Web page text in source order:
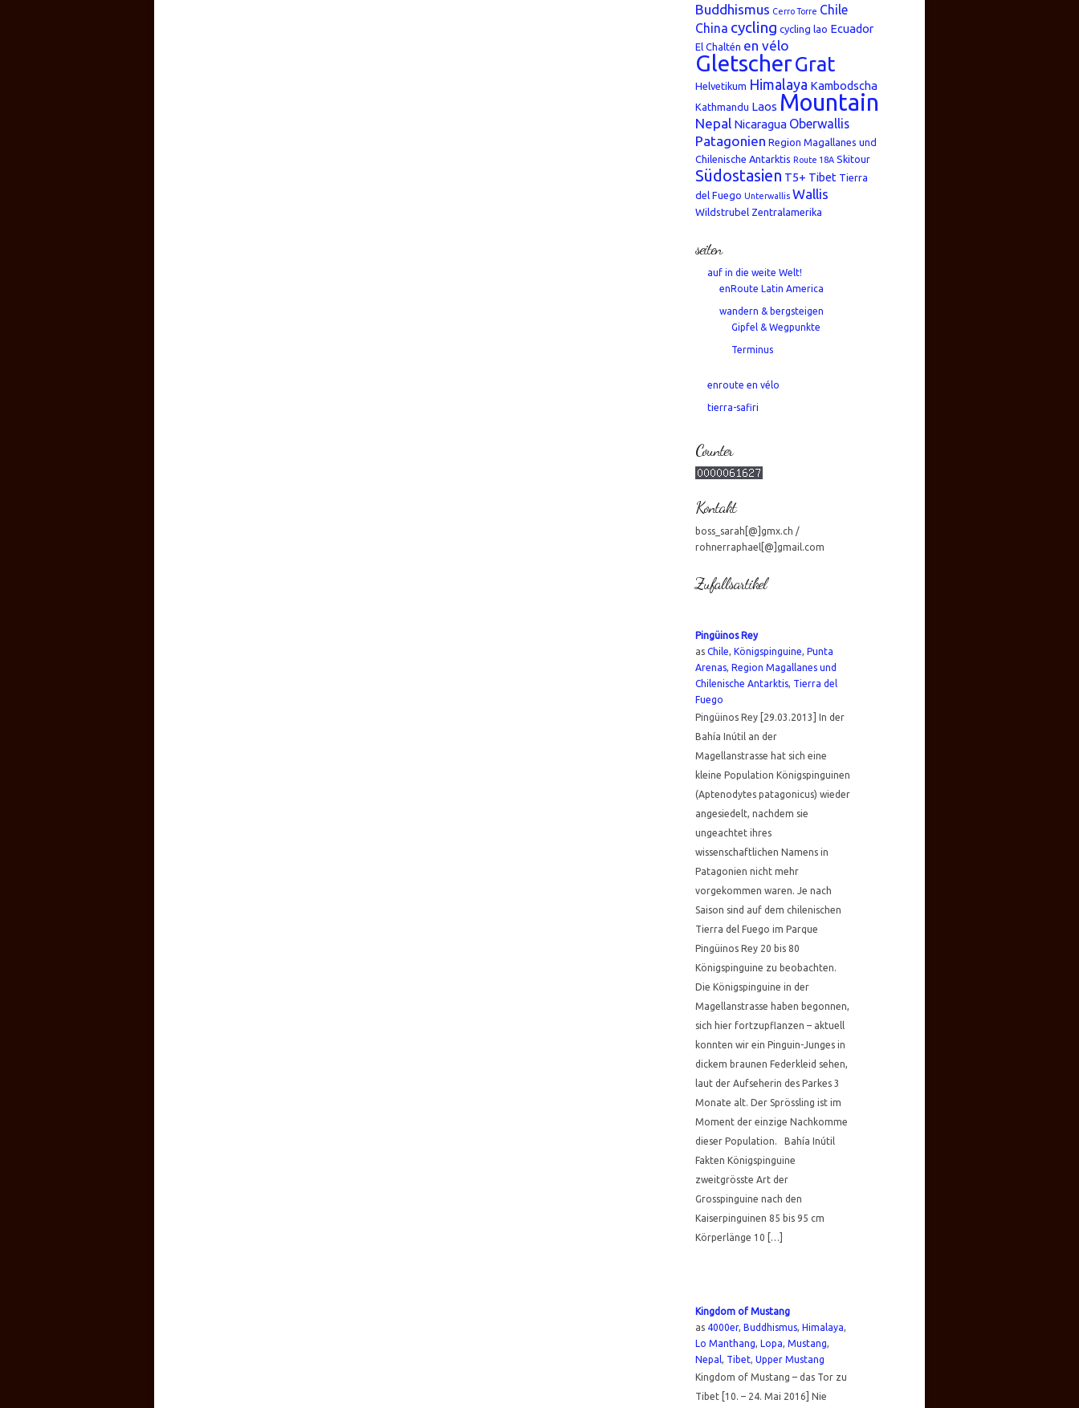
Buddhismus Cerro Torre Chile
China cycling cycling lao Ecuador
El Chaltén en vélo
GletscherGrat
Helvetikum Himalaya Kambodscha
Kathmandu Laos Mountain
Nepal Nicaragua Oberwallis
Patagonien Region Magallanes und
Chilenische Antarktis Route 18A Skitour
Südostasien T5+ Tibet Tierra
del Fuego Unterwallis Wallis
Wildstrubel Zentralamerika
seiten
auf in die weite Welt!
enRoute Latin America
wandern & bergsteigen
Gipfel & Wegpunkte
Terminus
enroute en vélo
tierra-safiri
Counter
Kontakt
boss_sarah[@]gmx.ch /
rohnerraphael[@]gmail.com
Zufallsartikel
Pingüinos Rey
as Chile, Königspinguine, Punta
Arenas, Region Magallanes und
Chilenische Antarktis, Tierra del
Fuego
Pingüinos Rey [29.03.2013] In der
Bahía Inútil an der
Magellanstrasse hat sich eine
kleine Population Königspinguinen
(Aptenodytes patagonicus) wieder
angesiedelt, nachdem sie
ungeachtet ihres
wissenschaftlichen Namens in
Patagonien nicht mehr
vorgekommen waren. Je nach
Saison sind auf dem chilenischen
Tierra del Fuego im Parque
Pingüinos Rey 20 bis 80
Königspinguine zu beobachten.
Die Königspinguine in der
Magellanstrasse haben begonnen,
sich hier fortzupflanzen – aktuell
konnten wir ein Pinguin-Junges in
dickem braunen Federkleid sehen,
laut der Aufseherin des Parkes 3
Monate alt. Der Sprössling ist im
Moment der einzige Nachkomme
dieser Population. Bahía Inútil
Fakten Königspinguine
zweitgrösste Art der
Grosspinguine nach den
Kaiserpinguinen 85 bis 95 cm
Körperlänge 10 […]
Kingdom of Mustang
as 4000er, Buddhismus, Himalaya,
Lo Manthang, Lopa, Mustang,
Nepal, Tibet, Upper Mustang
Kingdom of Mustang – das Tor zu
Tibet [10. – 24. Mai 2016] Nie